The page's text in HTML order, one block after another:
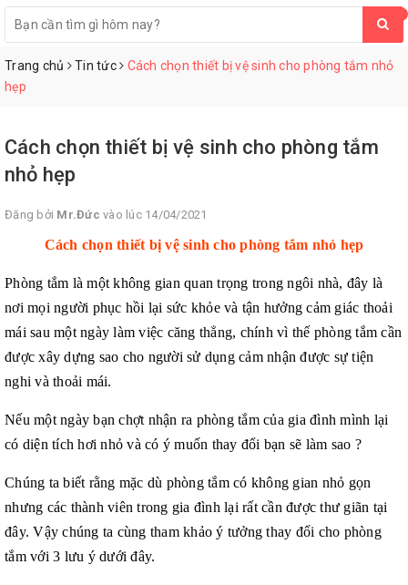
Trang chủ Tin tức
Cách chọn thiết bị vệ sinh cho phòng tắm nhỏ
hẹp
Cách chọn thiết bị vệ sinh cho phòng tắm
nhỏ hẹp
Đăng bởi Mr.Đức vào lúc 14/04/2021
Cách chọn thiết bị vệ sinh cho phòng tắm nhỏ hẹp
Phòng tắm là một không gian quan trọng trong ngôi nhà, đây là
nơi mọi người phục hồi lại sức khỏe và tận hưởng cảm giác thoải
mái sau một ngày làm việc căng thẳng, chính vì thế phòng tắm cần
được xây dựng sao cho người sử dụng cảm nhận được sự tiện
nghi và thoải mái.
Nếu một ngày bạn chợt nhận ra phòng tắm của gia đình mình lại
có diện tích hơi nhỏ và có ý muốn thay đổi bạn sẽ làm sao ?
Chúng ta biết rằng mặc dù phòng tắm có không gian nhỏ gọn
nhưng các thành viên trong gia đình lại rất cần được thư giãn tại
đây. Vậy chúng ta cùng tham khảo ý tưởng thay đổi cho phòng
tắm với 3 lưu ý dưới đây.